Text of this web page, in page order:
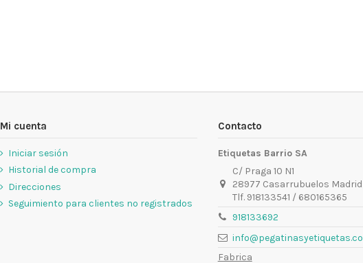
Mi cuenta
Iniciar sesión
Historial de compra
Direcciones
Seguimiento para clientes no registrados
Contacto
Etiquetas Barrio SA
C/ Praga 10 N1
28977 Casarrubuelos Madrid
Tlf. 918133541 / 680165365
918133692
Fabrica